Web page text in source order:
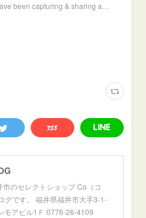
been capturing & sharing a…
市のセレクトショップ Co（コ
グです。 福井県福井市大手3-1-
アビル1Ｆ 0776-26-4109